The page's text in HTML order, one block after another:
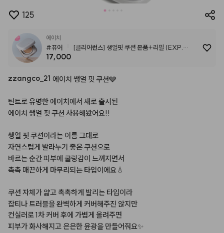
125
에이치
#퓨어
[클리어런스] 생얼핏 쿠션 본품+리필 (EXP.
27.06.22)
17,000
zzangco 21 에이치 쌩얼 핏 쿠션🩶⠀
틴트로유명한 에이치에서 새로출시된⠀
에이치 쌩얼 핏 쿠션 사용해봤어요!!⠀
쌩얼 핏 쿠션이라는 이름 그대로
자연스럽게 발라누기 좋은쿠션으로⠀
바르는순간피부에 쿨링감이 느껴지면서⠀
촉촉 매끈하게 마무리되는 타입이에요💧⠀
쿠션 자체가 얇고촉촉하게 발리는 타입이라⠀
잡티나 트러블을완벽하게 커버해주진 않지만⠀
컨실러로1차 커버 후에 가볍게 올려주면⠀
피부가화사해지고 은은한윤광을 만들어줘요✨⠀